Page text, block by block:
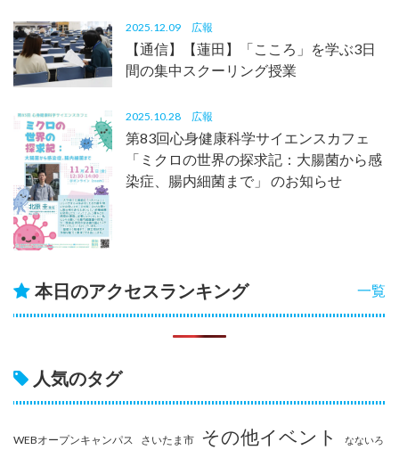
2025.12.09 広報
【通信】【蓮田】「こころ」を学ぶ3日
間の集中スクーリング授業
2025.10.28 広報
第83回心身健康科学サイエンスカフェ
「ミクロの世界の探求記：大腸菌から感
染症、腸内細菌まで」 のお知らせ
一覧
本日のアクセスランキング
人気のタグ
WEBオープンキャンパス さいたま市 その他イベント
なないろ